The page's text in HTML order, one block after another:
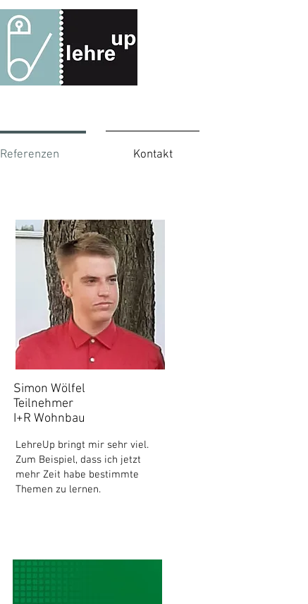
Referenzen Kontakt
Simon Wölfel
Teilnehmer
I+R Wohnbau
LehreUp bringt mir sehr viel.
Zum Beispiel, dass ich jetzt
mehr Zeit habe bestimmte
Themen zu lernen.